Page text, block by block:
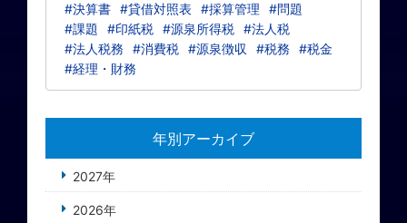
#決算書 #貸借対照表 #採算管理
#問題
#課題
#印紙税 #源泉所得税 #法人税
#法人税務
#消費税 #源泉徴収 #税務
#税金
#経理・財務
年別アーカイブ
2027年
2026年